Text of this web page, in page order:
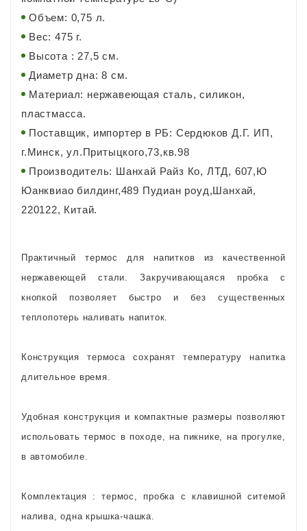
Объем: 0,75 л.
Вес: 475 г.
Высота : 27,5 см.
Диаметр дна: 8 см.
Материал: нержавеющая сталь, силикон,
пластмасса.
Поставщик, импортер в РБ: Сердюков Д.Г. ИП,
г.Минск, ул.Притыцкого,73,кв.98
Производитель: Шанхай Райз Ко, ЛТД, 607,Ю
Юанквиао билдинг,489 Пудиан роуд,Шанхай,
220122, Китай.
Практичный термос для напитков из качественной
нержавеющей стали. Закручивающаяся пробка с
кнопкой позволяет быстро и без существенных
теплопотерь наливать напиток.
Конструкция термоса сохранят температуру напитка
длительное время.
Удобная конструкция и компактные размеры позволяют
испольовать термос в походе, на пикнике, на прогулке,
в автомобиле.
Комплектация : термос, пробка с клавишной ситемой
налива, одна крышка-чашка.